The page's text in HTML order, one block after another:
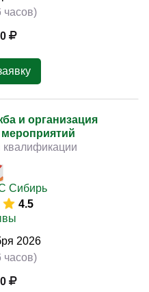
часов)
и организация
Сибирь
4.5
2026
часов)